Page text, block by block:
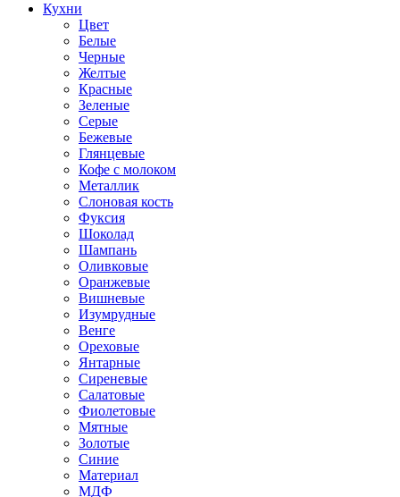
Кухни
Цвет
Белые
Черные
Желтые
Красные
Зеленые
Серые
Бежевые
Глянцевые
Кофе с молоком
Металлик
Слоновая кость
Фуксия
Шоколад
Шампань
Оливковые
Оранжевые
Вишневые
Изумрудные
Венге
Ореховые
Янтарные
Сиреневые
Салатовые
Фиолетовые
Мятные
Золотые
Синие
Материал
МДФ